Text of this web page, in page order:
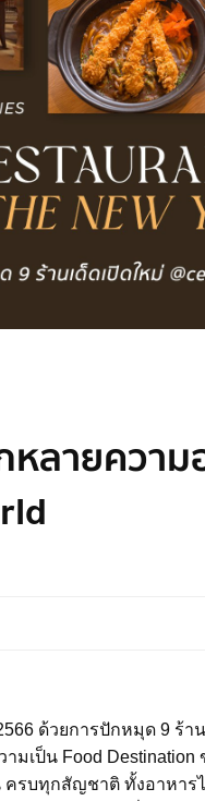
ลายควา
ด้วยการปักหมุด 9 ร้า
มเป็น Food
รบทุกสัญชาติ ทั้งอาหา